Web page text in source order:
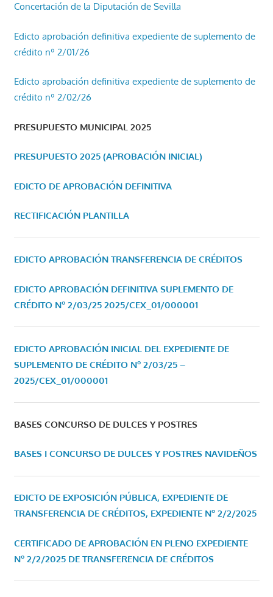
Concertación de la Diputación de Sevilla
Edicto aprobación definitiva expediente de suplemento de
crédito nº 2/01/26
Edicto aprobación definitiva expediente de suplemento de
crédito nº 2/02/26
PRESUPUESTO MUNICIPAL 2025
PRESUPUESTO 2025 (APROBACIÓN INICIAL)
EDICTO DE APROBACIÓN DEFINITIVA
RECTIFICACIÓN PLANTILLA
EDICTO APROBACIÓN TRANSFERENCIA DE CRÉDITOS
EDICTO APROBACIÓN DEFINITIVA SUPLEMENTO DE
CRÉDITO Nº 2/03/25 2025/CEX_01/000001
EDICTO APROBACIÓN INICIAL DEL EXPEDIENTE DE
SUPLEMENTO DE CRÉDITO Nº 2/03/25 –
2025/CEX_01/000001
BASES CONCURSO DE DULCES Y POSTRES
BASES I CONCURSO DE DULCES Y POSTRES NAVIDEÑOS
EDICTO DE EXPOSICIÓN PÚBLICA, EXPEDIENTE DE
TRANSFERENCIA DE CRÉDITOS, EXPEDIENTE Nº 2/2/2025
CERTIFICADO DE APROBACIÓN EN PLENO EXPEDIENTE
Nº 2/2/2025 DE TRANSFERENCIA DE CRÉDITOS